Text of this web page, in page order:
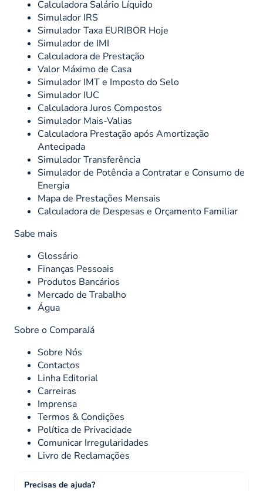
Calculadora Salário Líquido
Simulador IRS
Simulador Taxa EURIBOR Hoje
Simulador de IMI
Calculadora de Prestação
Valor Máximo de Casa
Simulador IMT e Imposto do Selo
Simulador IUC
Calculadora Juros Compostos
Simulador Mais-Valias
Calculadora Prestação após Amortização
Antecipada
Simulador Transferência
Simulador de Potência a Contratar e Consumo de
Energia
Mapa de Prestações Mensais
Calculadora de Despesas e Orçamento Familiar
Sabe mais
Glossário
Finanças Pessoais
Produtos Bancários
Mercado de Trabalho
Água
Sobre o ComparaJá
Sobre Nós
Contactos
Linha Editorial
Carreiras
Imprensa
Termos & Condições
Política de Privacidade
Comunicar Irregularidades
Livro de Reclamações
Precisas de ajuda?